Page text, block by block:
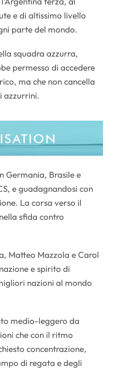
e di altissimo livello
parte del mondo.
squadra azzurra,
permesso di accedere
ma che non cancella
azzurrini.
Germania, Brasile e
e guadagnandosi con
La corsa verso il
sfida contro
Matteo Mazzola e Carol
e spirito di
nazioni al mondo
medio-leggero da
che con il ritmo
concentrazione,
di regata e degli